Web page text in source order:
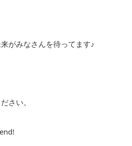
がみなさんを待ってます♪
さい。